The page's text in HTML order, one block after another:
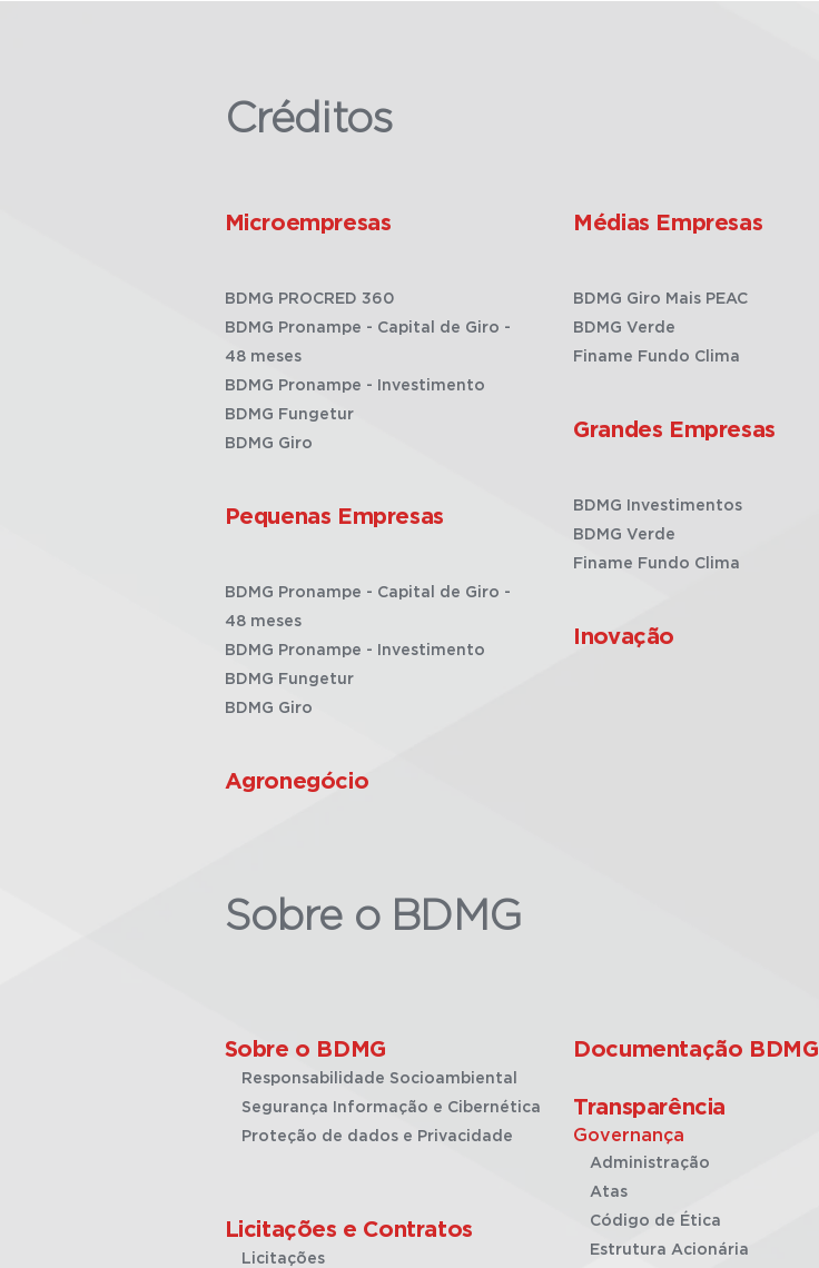
Créditos
Microempresas
BDMG PROCRED 360
BDMG Pronampe - Capital de Giro -
48 meses
BDMG Pronampe - Investimento
BDMG Fungetur
BDMG Giro
Pequenas Empresas
BDMG Pronampe - Capital de Giro -
48 meses
BDMG Pronampe - Investimento
BDMG Fungetur
BDMG Giro
Agronegócio
Médias Empresas
BDMG Giro Mais PEAC
BDMG Verde
Finame Fundo Clima
Grandes Empresas
BDMG Investimentos
BDMG Verde
Finame Fundo Clima
Inovação
Sobre o BDMG
Sobre o BDMG
Responsabilidade Socioambiental
Segurança Informação e Cibernética
Proteção de dados e Privacidade
Licitações e Contratos
Licitações
Documentação BDMG
Transparência
Governança
Administração
Atas
Código de Ética
Estrutura Acionária